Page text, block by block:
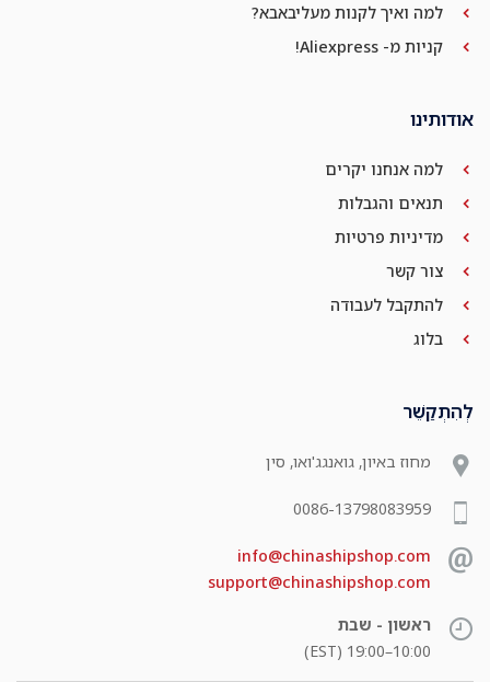
למה ואיך לקנות מעליבאבא?
קניות מ- Aliexpress!
אודותינו
למה אנחנו יקרים
תנאים והגבלות
מדיניות פרטיות
צור קשר
להתקבל לעבודה
בלוג
לְהִתְקַשֵׁר
מחוז באיון, גואנגג'ואו, סין
0086-13798083959
info@chinashipshop.com
support@chinashipshop.com
ראשון - שבת
10:00–19:00 (EST)